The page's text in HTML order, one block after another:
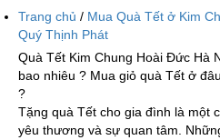
Trang chủ / Mua Quà Tết ở Kim
Quý Thịnh Phát
Quà Tết Kim Chung Hoài Đức Hà
bao nhiêu ? Mua giỏ quà Tết ở
?
Tặng quà Tết cho gia đình là một
yêu thương và sự quan tâm.